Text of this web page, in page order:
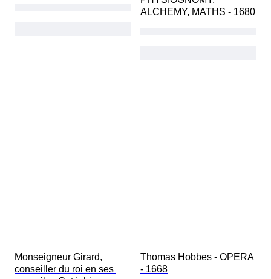
ALCHEMY, MATHS - 1680
Monseigneur Girard,
conseiller du roi en ses
Thomas Hobbes - OPERA
- 1668